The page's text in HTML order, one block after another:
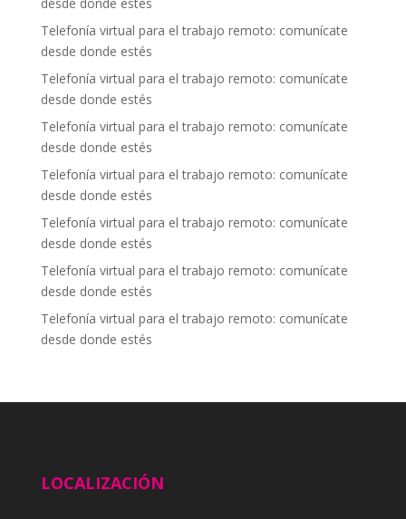
Telefonía virtual para el trabajo remoto: comunícate
desde donde estés
Telefonía virtual para el trabajo remoto: comunícate
desde donde estés
Telefonía virtual para el trabajo remoto: comunícate
desde donde estés
Telefonía virtual para el trabajo remoto: comunícate
desde donde estés
Telefonía virtual para el trabajo remoto: comunícate
desde donde estés
Telefonía virtual para el trabajo remoto: comunícate
desde donde estés
Telefonía virtual para el trabajo remoto: comunícate
desde donde estés
LOCALIZACIÓN